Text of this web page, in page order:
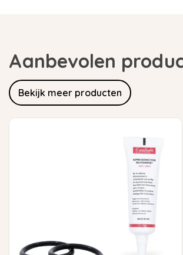
Aanbevolen
Bekijk meer producten